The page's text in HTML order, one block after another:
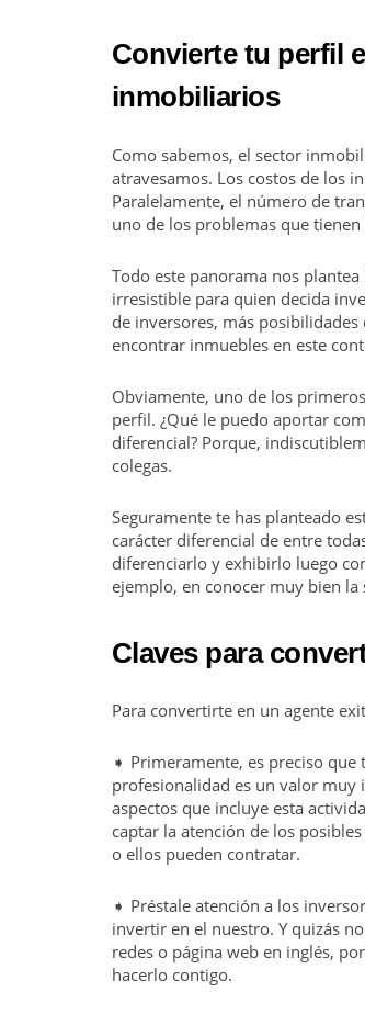
Convierte tu perfil
inmobiliarios
Como sabemos, el sector
atravesamos. Los costos de los
Paralelamente, el número de
uno de los problemas que
Todo este panorama nos
irresistible para quien decida
de inversores, más
encontrar inmuebles en este
Obviamente, uno de los
perfil. ¿Qué le puedo aportar
diferencial? Porque,
colegas.
Seguramente te has planteado
carácter diferencial de entre
diferenciarlo y exhibirlo luego
ejemplo, en conocer muy bien
Claves para
Para convertirte en un agente
➧ Primeramente, es preciso que
profesionalidad es un valor muy
aspectos que incluye esta
captar la atención de los
o ellos pueden contratar.
➧ Préstale atención a los
invertir en el nuestro. Y quizás
redes o página web en inglés,
hacerlo contigo.